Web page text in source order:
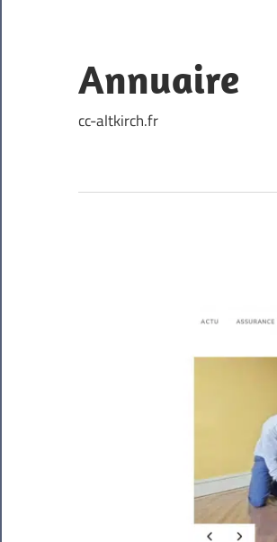
content
Annuaire
cc-altkirch.fr